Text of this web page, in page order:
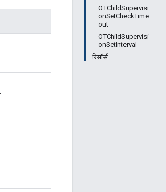
OTChildSupervisi
onSetCheckTime
out
OTChildSupervisi
onSetInterval
रिसॉर्स